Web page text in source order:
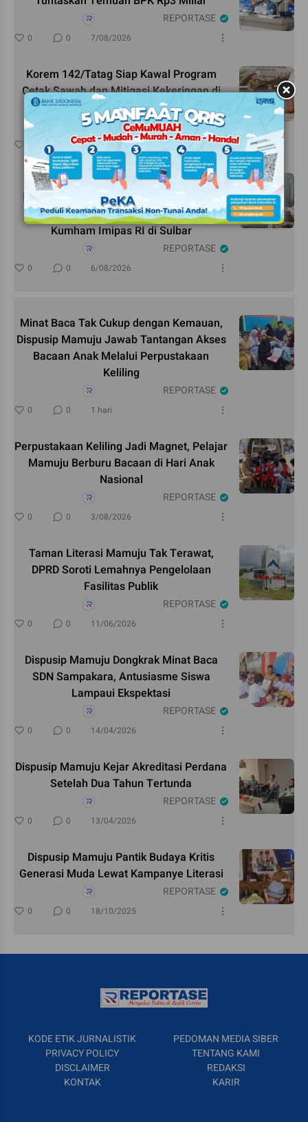
REPORTASE
0 0 7/08/2026
Korem 142/Tatag Siap Kawal Program
Cetak Sawah dan Mitigasi Kekeringan di
Sulbar
REPORTASE
0 6/08/2026
Penguatan Layanan Kesehatan
Penyandang Disabilitas dan Lansia Jadi
Topik Utama Kedatangan Kemenko
Kumham Imipas RI di Sulbar
REPORTASE
0 0 6/08/2026
Minat Baca Tak Cukup dengan Kemauan,
Dispusip Mamuju Jawab Tantangan Akses
Bacaan Anak Melalui Perpustakaan
Keliling
REPORTASE
0 0 1 hari
Perpustakaan Keliling Jadi Magnet, Pelajar
Mamuju Berburu Bacaan di Hari Anak
Nasional
REPORTASE
0 0 3/08/2026
Taman Literasi Mamuju Tak Terawat,
DPRD Soroti Lemahnya Pengelolaan
Fasilitas Publik
REPORTASE
0 0 11/06/2026
Dispusip Mamuju Dongkrak Minat Baca
SDN Sampakara, Antusiasme Siswa
Lampaui Ekspektasi
REPORTASE
0 0 14/04/2026
Dispusip Mamuju Kejar Akreditasi Perdana
Setelah Dua Tahun Tertunda
REPORTASE
0 0 13/04/2026
Dispusip Mamuju Pantik Budaya Kritis
Generasi Muda Lewat Kampanye Literasi
REPORTASE
0 0 18/10/2025
KODE ETIK JURNALISTIK
PEDOMAN MEDIA SIBER
PRIVACY POLICY
TENTANG KAMI
DISCLAIMER
REDAKSI
KONTAK
KARIR